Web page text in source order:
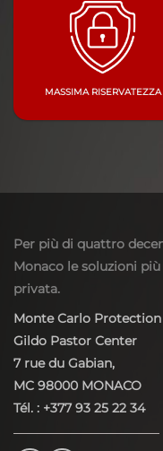
MASSIMA RISERVATEZZA
Per più di quattro
Monaco le soluzioni
privata.
Monte Carlo Protection
Gildo Pastor Center
7 rue du Gabian,
MC 98000 MONACO
Tél. : +377 93 25 22 34